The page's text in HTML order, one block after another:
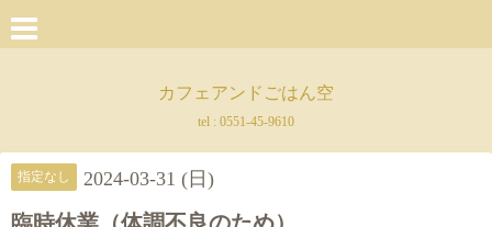
カフェアンドごはん空
tel : 0551-45-9610
指定なし 2024-03-31 (日)